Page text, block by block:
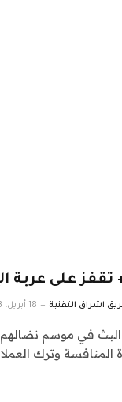
اشراق التقنية 18 أبريل، 2023
في موسم
المنافسة وترك